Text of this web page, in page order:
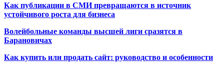
Как публикации в СМИ превращаются в источник
устойчивого роста для бизнеса
Волейбольные команды высшей лиги сразятся в
Барановичах
Как купить или продать сайт: руководство и особенности